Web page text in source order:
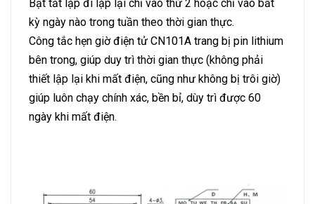
Bật tắt lặp đi lặp lại chỉ vào thứ 2 hoặc chỉ vào bất
kỳ ngày nào trong tuần theo thời gian thực.
Công tắc hẹn giờ điện tử CN101A trang bị pin lithium
bên trong, giúp duy trì thời gian thực (không phải
thiết lập lại khi mất điện, cũng như không bị trôi giờ)
giúp luôn chạy chính xác, bền bỉ, dùy trì được 60
ngày khi mất điện.